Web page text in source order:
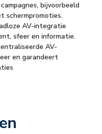
bijvoorbeeld
schermpromoties.
AV-integratie
sfeer en informatie.
AV-
en garandeert